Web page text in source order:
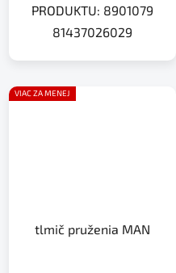
PRODUKTU: 8901079
81437026029
VIAC ZA MENEJ
tlmič pruženia MAN